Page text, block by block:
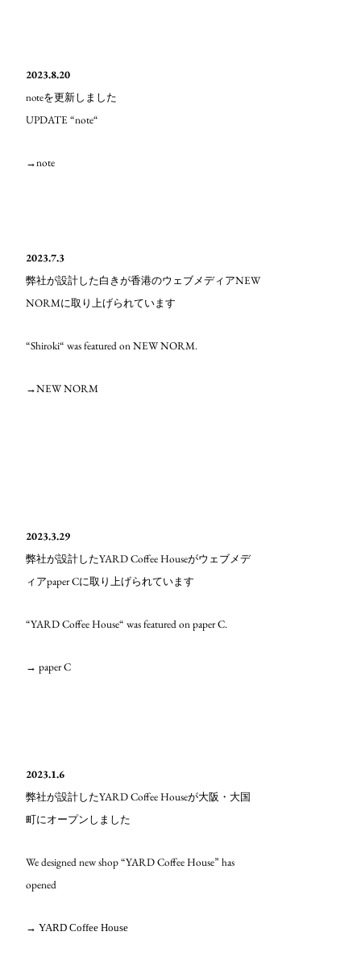
2023.8.20
noteを更新しました
UPDATE “note“
→note
2023.7.3
弊社が設計した白きが香港のウェブメディアNEW
NORMに取り上げられています
“Shiroki“ was featured on NEW NORM.
→NEW NORM
2023.3.29
弊社が設計したYARD Coffee Houseがウェブメデ
ィアpaper Cに取り上げられています
“YARD Coffee House“ was featured on paper C.
→ paper C
2023.1.6
弊社が設計したYARD Coffee Houseが大阪・大国
町にオープンしました
We designed new shop “YARD Coffee House” has
opened
→ YARD Coffee House